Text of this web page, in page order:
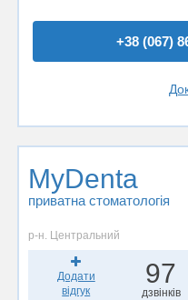
+38 (067)
MyDenta
приватна стоматологія
р-н. Центральний
Додати
відгук
97
дзвінків